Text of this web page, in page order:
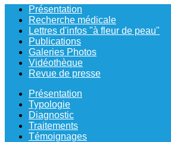
Présentation
Recherche médicale
Lettres d'infos "à fleur de peau"
Publications
Galeries Photos
Vidéothèque
Revue de presse
Présentation
Typologie
Diagnostic
Traitements
Témoignages